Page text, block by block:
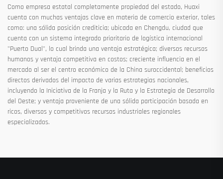
Como empresa estatal completamente propiedad del estado, Huaxi
cuenta con muchas ventajas clave en materia de comercio exterior, tales
como: una sólida posición crediticia; ubicada en Chengdu, ciudad que
cuenta con un sistema integrado prioritario de logística internacional
"Puerto Dual", lo cual brinda una ventaja estratégica; diversos recursos
humanos y ventaja competitiva en costos; creciente influencia en el
mercado al ser el centro económico de la China suroccidental; beneficios
directos derivados del impacto de varias estrategias nacionales,
incluyendo la Iniciativa de la Franja y la Ruta y la Estrategia de Desarrollo
del Oeste; y ventaja proveniente de una sólida participación basada en
ricos, diversos y competitivos recursos industriales regionales
especializados.